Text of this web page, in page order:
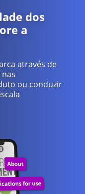
dos
a
através de
ou conduzir